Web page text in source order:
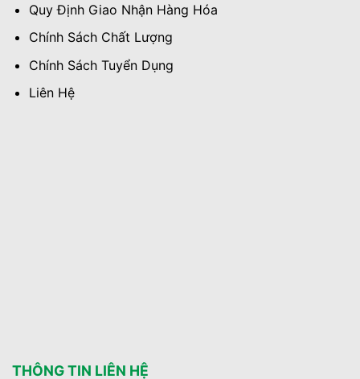
Quy Định Giao Nhận Hàng Hóa
Chính Sách Chất Lượng
Chính Sách Tuyển Dụng
Liên Hệ
THÔNG TIN LIÊN HỆ